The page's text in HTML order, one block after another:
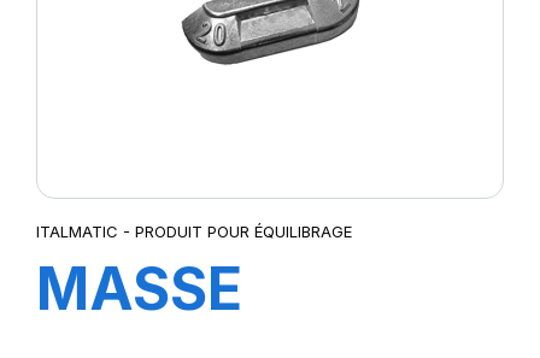
ITALMATIC - PRODUIT POUR ÉQUILIBRAGE
MASSE